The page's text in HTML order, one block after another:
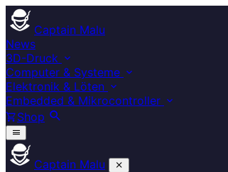
Captain Malu
News
3D-Druck
Computer & Systeme
Elektronik & Löten
Embedded & Mikrocontroller
Shop
Captain Malu